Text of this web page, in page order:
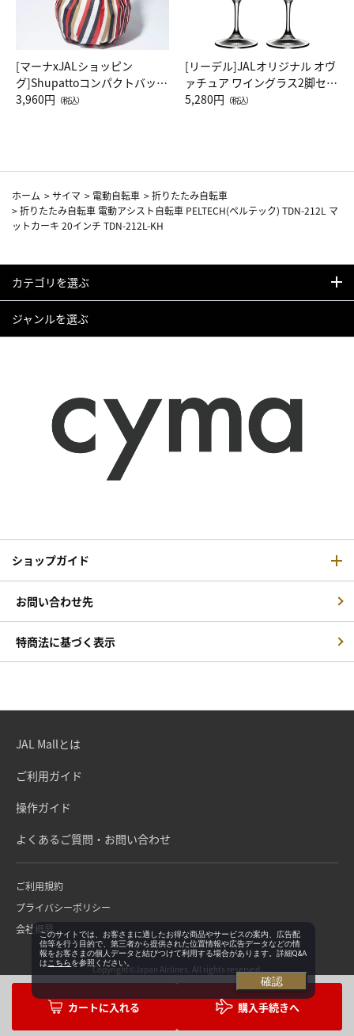
購入手続きへ
[マーナxJALショッピン
グ]Shupattoコンパクトバッグ
Drop JAL客室乗務員（LC）ス
3,960円 （税込）
[リーデル]JALオリジナル オヴ
ァチュア ワイングラス2脚セッ
ト（レッドワイン）
5,280円 （税込）
ホーム >サイマ > 電動自転車 >折りたたみ自転車
>折りたたみ自転車 電動アシスト自転車 PELTECH(ペルテック) TDN-212L マ
ットカーキ 20インチ TDN-212L-KH
カテゴリを選ぶ
ジャンルを選ぶ
ショップガイド
お問い合わせ先
特商法に基づく表示
JAL Mallとは
ご利用ガイド
操作ガイド
よくあるご質問・お問い合わせ
ご利用規約
プライバシーポリシー
会社概要
Copyright©Japan Airlines. All rights reserved.
このサイトでは、お客さまに適したお得な商品やサービスの案内、広告配
信等を行う目的で、第三者から提供された位置情報や広告データなどの情
報をお客さまの個人データと結びつけて利用する場合があります。詳細Q&A
は こちらを参照ください。
確認